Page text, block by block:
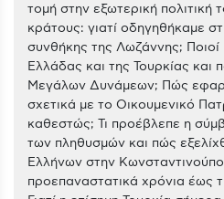
τομή στην εξωτερική πολιτική
κράτους: γιατί οδηγηθήκαμε
συνθήκης της Λωζάννης; Ποιοί
Ελλάδας και της Τουρκίας και
Μεγάλων Δυνάμεων; Πώς
σχετικά με το Οικουμενικό
καθεστώς; Τι προέβλεπε η
των πληθυσμών και πώς
Ελλήνων στην
προεπαναστατικά χρόνια έως